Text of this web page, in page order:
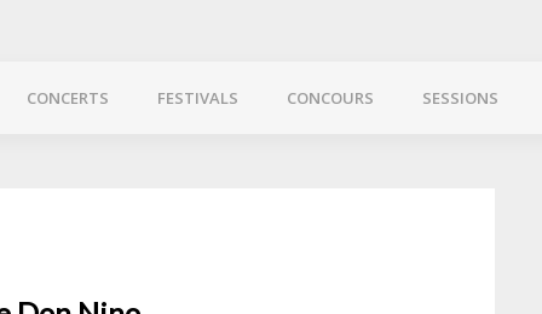
CONCERTS FESTIVALS CONCOURS SESSIONS